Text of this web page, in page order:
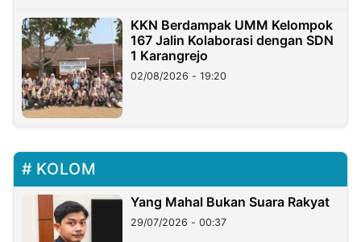
KKN Berdampak UMM Kelompok
167 Jalin Kolaborasi dengan SDN
1 Karangrejo
02/08/2026 - 19:20
KOLOM
Yang Mahal Bukan Suara Rakyat
29/07/2026 - 00:37